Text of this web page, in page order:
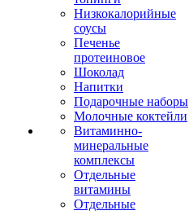
Низкокалорийные
соусы
Печенье
протеиновое
Шоколад
Напитки
Подарочные наборы
Молочные коктейли
Витаминно-
минеральные
комплексы
Отдельные
витамины
Отдельные